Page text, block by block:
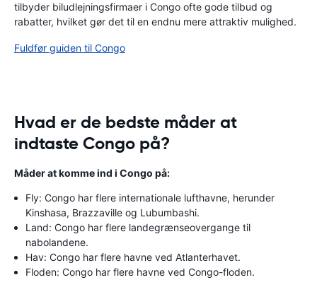
tilbyder biludlejningsfirmaer i Congo ofte gode tilbud og
rabatter, hvilket gør det til en endnu mere attraktiv mulighed.
Fuldfør guiden til Congo
Hvad er de bedste måder at
indtaste Congo på?
Måder at komme ind i Congo på:
Fly: Congo har flere internationale lufthavne, herunder
Kinshasa, Brazzaville og Lubumbashi.
Land: Congo har flere landegrænseovergange til
nabolandene.
Hav: Congo har flere havne ved Atlanterhavet.
Floden: Congo har flere havne ved Congo-floden.